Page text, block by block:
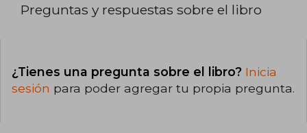
Preguntas y respuestas sobre el libro
¿Tienes una pregunta sobre el libro? Inicia
sesión para poder agregar tu propia pregunta.